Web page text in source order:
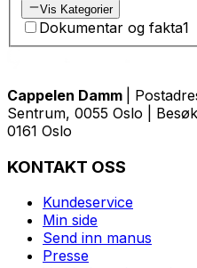
Vis Kategorier
Dokumentar og fakta1
Cappelen Damm
|
Sentrum, 0055 Oslo |
0161 Oslo
KONTAKT OSS
Kundeservice
Min side
Send inn manus
Presse